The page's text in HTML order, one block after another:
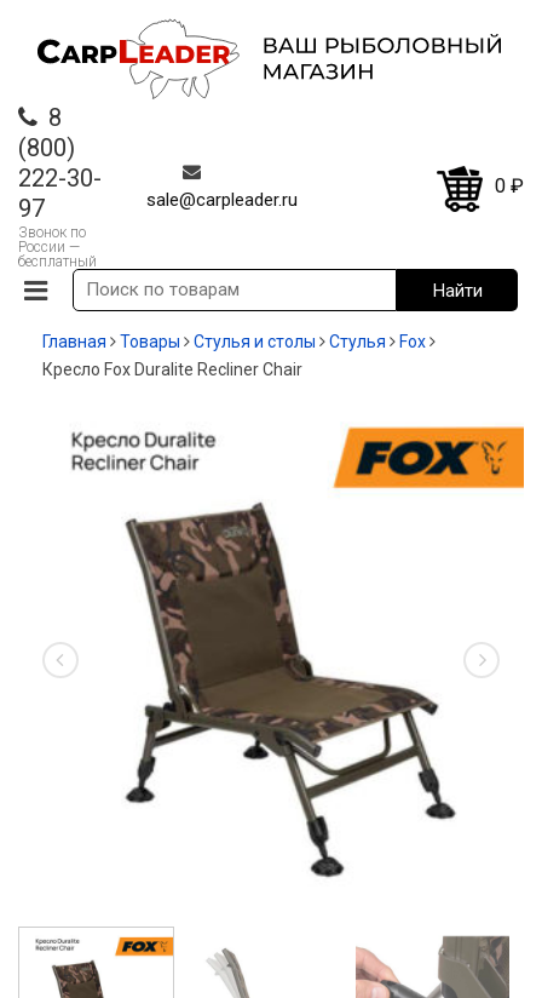
8
(800)
222-30-
97
Звонок по
России —
бесплатный
sale@carpleader.ru
0 ₽
Главная Товары Стулья и столы Стулья
Fox
Кресло Fox Duralite Recliner Chair